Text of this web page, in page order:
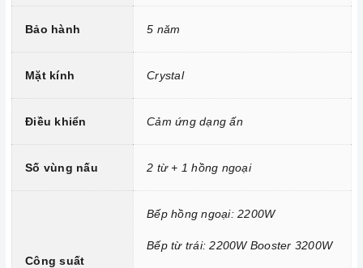
Bo mạch IGBT SIMENS Made in Germany
Đầu đốt EGO Made in Germany
Công nghệ biến tần INVERTER tiết kiệm 40% điện năng.
Trang bị 9 dải công suất nấu.
Bảo hành 5 năm
Mặt kính Crystal
Điều khiển Cảm ứng dạng ấn
Số vùng nấu 2 từ + 1 hồng ngoại
Công suất
Bếp hồng ngoại: 2200W
Bếp từ trái: 2200W Booster 3200W